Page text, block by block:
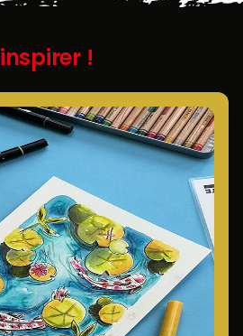
inspirer !